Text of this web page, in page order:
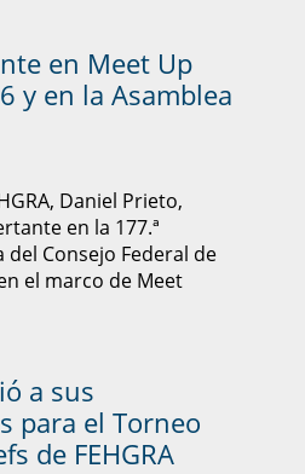
en Meet Up
y en la Asamblea
Daniel Prieto,
en la 177.ª
Consejo Federal de
el marco de Meet
a sus
para el Torneo
de FEHGRA